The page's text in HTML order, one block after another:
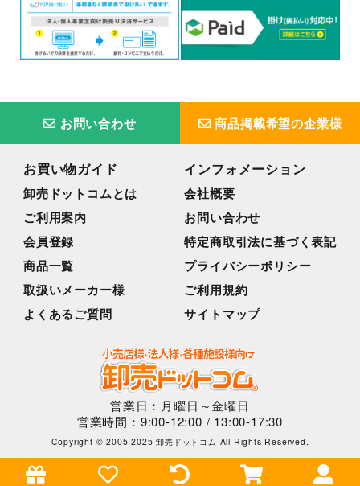
お問い合わせ 商品掲載希望の企業様
お買い物ガイド
卸売ドットコムとは
ご利用案内
会員登録
商品一覧
取扱いメーカー様
よくあるご質問
インフォメーション
会社概要
お問い合わせ
特定商取引法に基づく表記
プライバシーポリシー
ご利用規約
サイトマップ
営業日：月曜日～金曜日
営業時間：9:00-12:00 / 13:00-17:30
Copyright © 2005-2025 卸売ドットコム All Rights Reserved.